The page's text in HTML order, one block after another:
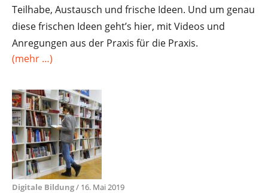
Teilhabe, Austausch und frische Ideen. Und um genau
diese frischen Ideen geht’s hier, mit Videos und
Anregungen aus der Praxis für die Praxis.
(mehr …)
Digitale Bildung/ 16. Mai 2019